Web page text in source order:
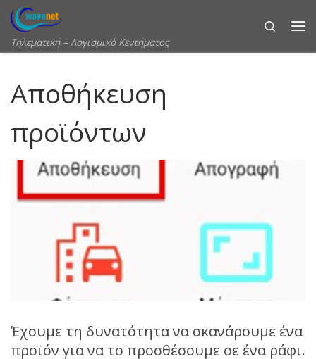
Skip to content
Τηλεματική – Λογισμικό Κεντήματος
Search
Αποθήκευση
προϊόντων
Έχουμε τη δυνατότητα να σκανάρουμε ένα
προϊόν για να το προσθέσουμε σε ένα ράφι.